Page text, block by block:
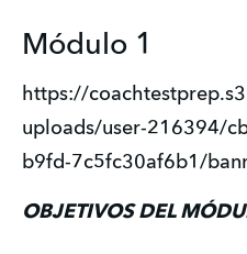
Módulo 1
https://
uploads/user-216394/
b9fd-7c5fc30af6b1/
OBJETIVOS DEL